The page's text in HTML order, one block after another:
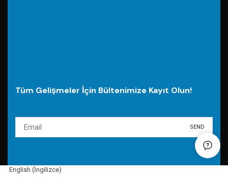
Tüm Gelişmeler İçin Bültenimize Kayıt Olun!
English (İngilizce)